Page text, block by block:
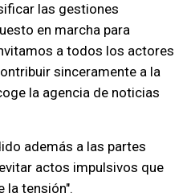
las gestiones
en marcha para
a todos los actores
sinceramente a la
la agencia de noticias
además a las partes
actos impulsivos que
la tensión".